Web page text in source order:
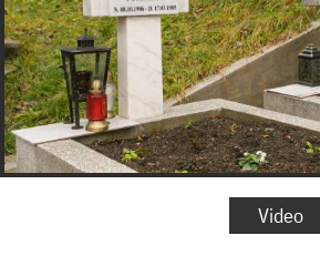
Video